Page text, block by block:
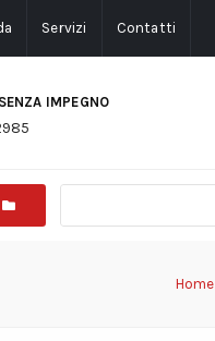
Servizi Contatti
IMPEGNO
Home